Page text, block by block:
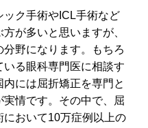
ック手術やICL手術など
が多いと思いますが、
野になります。もちろ
る眼科専門医に相談す
には屈折矯正を専門と
実情です。その中で、屈
おいて10万症例以上の